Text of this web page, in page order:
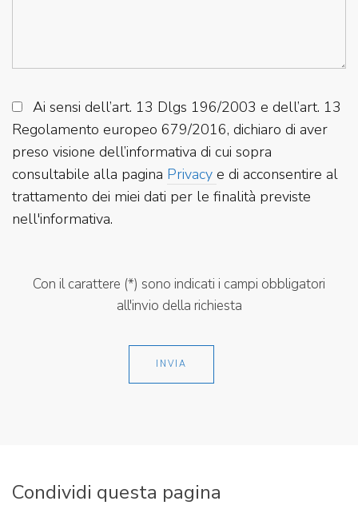
Ai sensi dell’art. 13 Dlgs 196/2003 e dell’art. 13
Regolamento europeo 679/2016, dichiaro di aver
preso visione dell’informativa di cui sopra
consultabile alla pagina Privacy e di acconsentire al
trattamento dei miei dati per le finalità previste
nell'informativa.
Con il carattere (*) sono indicati i campi obbligatori
all'invio della richiesta
Condividi questa pagina